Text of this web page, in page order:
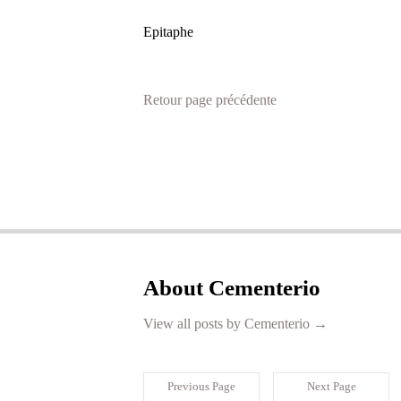
Epitaphe
Retour page précédente
About Cementerio
View all posts by Cementerio →
Previous Page Next Page